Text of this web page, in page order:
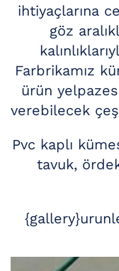
ihtiyaçlarına
göz
Farbrikamız
ürün
verebilecek
Pvc kaplı
tavuk,